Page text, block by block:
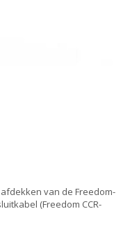
van de Freedom-
(Freedom CCR-